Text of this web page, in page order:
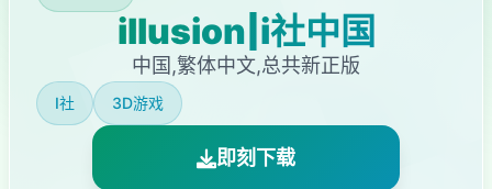
illusion|i社中国
中国,繁体中文,总共新正版
I社 3D游戏
即刻下载